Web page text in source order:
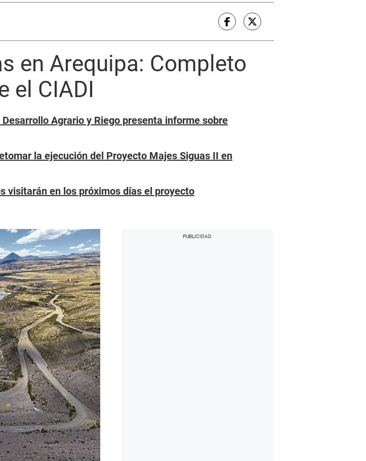
en Arequipa: Completo
el CIADI
Agrario y Riego presenta informe sobre
la ejecución del Proyecto Majes Siguas II en
visitarán en los próximos días el proyecto